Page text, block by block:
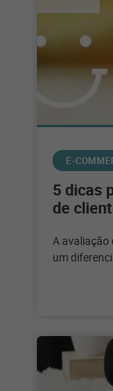
E-
5 dicas
de
A avaliação
um